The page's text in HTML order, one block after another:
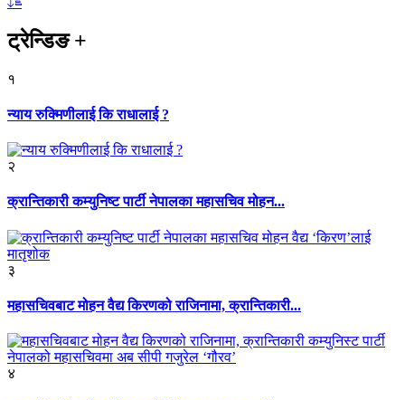
ट्रेन्डिङ+
१
न्याय रुक्मिणीलाई कि राधालाई ?
२
क्रान्तिकारी कम्युनिष्ट पार्टी नेपालका महासचिव मोहन...
३
महासचिवबाट मोहन वैद्य किरणको राजिनामा, क्रान्तिकारी...
४